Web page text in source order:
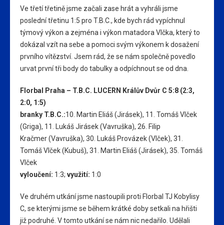
Ve třetí třetině jsme začali zase hrát a vyhráli jsme
poslední třetinu 1:5 pro T.B.C., kde bych rád vypíchnul
týmový výkon a zejména i výkon matadora Vlčka, který to
dokázal vzít na sebe a pomoci svým výkonem k dosažení
prvního vítězství. Jsem rád, že se nám společně povedlo
urvat první tři body do tabulky a odpíchnout se od dna.
Florbal Praha – T.B.C. LUCERN Králův Dvůr C 5:8 (2:3,
2:0, 1:5)
branky T.B.C.:10. Martin Eliáš (Jirásek), 11. Tomáš Vlček
(Griga), 11. Lukáš Jirásek (Vavruška), 26. Filip
Kračmer (Vavruška), 30. Lukáš Provázek (Vlček), 31.
Tomáš Vlček (Kubuš), 31. Martin Eliáš (Jirásek), 35. Tomáš
Vlček
vyloučení: 1:3; využití: 1:0
Ve druhém utkání jsme nastoupili proti Florbal TJ Kobylisy
C, se kterými jsme se během krátké doby setkali na hřišti
již podruhé. V tomto utkání se nám nic nedařilo. Udělali